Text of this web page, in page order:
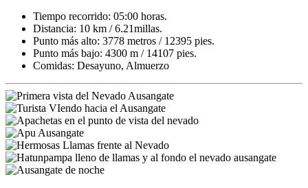
Tiempo recorrido: 05:00 horas.
Distancia: 10 km / 6.21millas.
Punto más alto: 3778 metros / 12395 pies.
Punto más bajo: 4300 m / 14107 pies.
Comidas: Desayuno, Almuerzo